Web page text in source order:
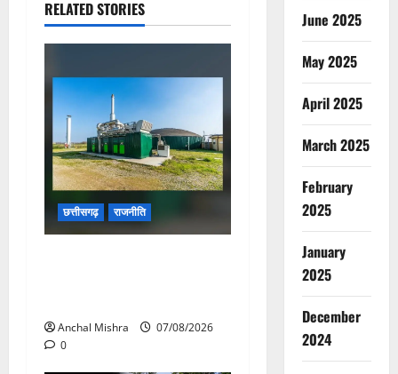
RELATED STORIES
छत्तीसगढ़ राजनीति
Anchal Mishra
07/08/2026
0
June 2025
May 2025
April 2025
March 2025
February
2025
January
2025
December
2024